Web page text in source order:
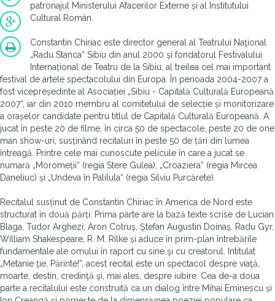
patronajul Ministerului Afacerilor Externe și al Institutului
Cultural Român.
Constantin Chiriac este director general al Teatrului Naţional
„Radu Stanca“ Sibiu din anul 2000 și fondatorul Festivalului
Internațional de Teatru de la Sibiu, al treilea cel mai important
festival de artele spectacolului din Europa. În perioada 2004-2007 a
fost vicepreședinte al Asociației „Sibiu - Capitală Culturală Europeană
2007“, iar din 2010 membru al comitetului de selecție și monitorizare
a orașelor candidate pentru titlul de Capitală Culturală Europeană. A
jucat în peste 20 de filme, în circa 50 de spectacole, peste 20 de one
man show-uri, susținând recitaluri în peste 50 de țări din lumea
întreagă. Printre cele mai cunoscute pelicule în care a jucat se
numară „Moromeții“ (regia Stere Gulea), „Croaziera“ (regia Mircea
Daneliuc) și „Undeva în Palilula“ (regia Silviu Purcărete).
Recitalul susținut de Constantin Chiriac în America de Nord este
structurat în două părți. Prima parte are la bază texte scrise de Lucian
Blaga, Tudor Arghezi, Aron Cotruş, Ştefan Augustin Doinaş, Radu Gyr,
William Shakespeare, R. M. Rilke și aduce în prim-plan întrebările
fundamentale ale omului în raport cu sine şi cu creatorul. Intitulat
„Metanie ţie, Părinte!”, acest recital este un spectacol despre viaţă,
moarte, destin, credinţă şi, mai ales, despre iubire. Cea de-a doua
parte a recitalului este construită ca un dialog între Mihai Eminescu și